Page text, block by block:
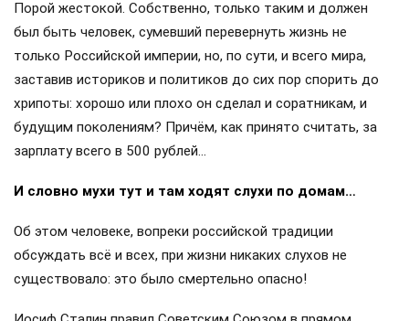
и станет ясно, что семья явно не бедствовала.
После залпа «Авроры» вождь установил себе зарплату
лишь… в 500 рублей ежемесячно. Если учесть, что ВЦИК в
то же время утвердил среднюю зарплату только для
рабочих Москвы и Подмосковья в 600 рублей, то все
досужие разговоры о роскошном образе жизни Ленина
3000 рублей — почувствуйте разницу!
Конечно, Ленин получал и доплату как член ВЦИК, но, как